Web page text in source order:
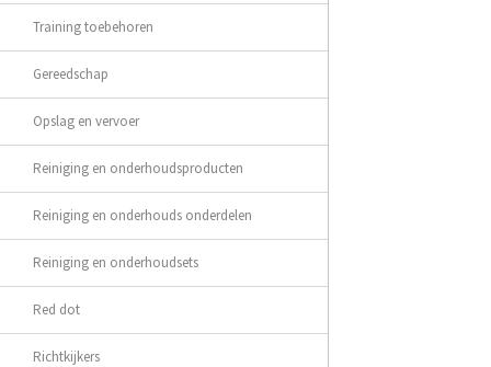
Training toebehoren
Gereedschap
Opslag en vervoer
Reiniging en onderhoudsproducten
Reiniging en onderhouds onderdelen
Reiniging en onderhoudsets
Red dot
Richtkijkers